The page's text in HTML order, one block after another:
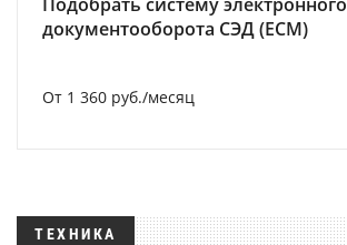
документооборота СЭД (ECM)
От 1 360 руб./месяц
ТЕХНИКА